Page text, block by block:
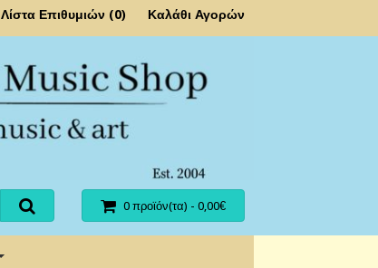
Λίστα Επιθυμιών (0) Καλάθι Αγορών
0 προϊόν(τα) - 0,00€